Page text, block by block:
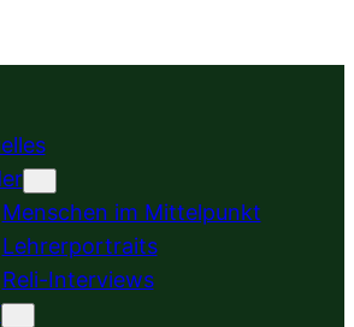
Menschen im Mittelpunkt
Lehrerportraits
Reli-Interviews